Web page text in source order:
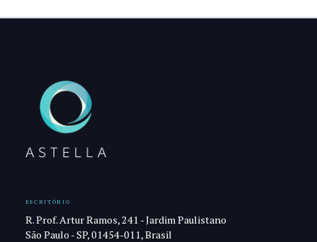
ESCRITÓRIO
R. Prof. Artur Ramos, 241 - Jardim Paulistano
São Paulo - SP, 01454-011, Brasil